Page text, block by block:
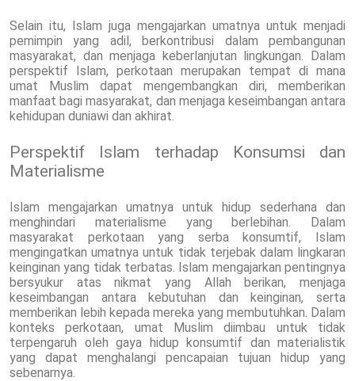
Selain itu, Islam juga mengajarkan umatnya untuk menjadi
pemimpin yang adil, berkontribusi dalam pembangunan
masyarakat, dan menjaga keberlanjutan lingkungan. Dalam
perspektif Islam, perkotaan merupakan tempat di mana
umat Muslim dapat mengembangkan diri, memberikan
manfaat bagi masyarakat, dan menjaga keseimbangan antara
kehidupan duniawi dan akhirat.
Perspektif Islam terhadap Konsumsi dan
Materialisme
Islam mengajarkan umatnya untuk hidup sederhana dan
menghindari materialisme yang berlebihan. Dalam
masyarakat perkotaan yang serba konsumtif, Islam
mengingatkan umatnya untuk tidak terjebak dalam lingkaran
keinginan yang tidak terbatas. Islam mengajarkan pentingnya
bersyukur atas nikmat yang Allah berikan, menjaga
keseimbangan antara kebutuhan dan keinginan, serta
memberikan lebih kepada mereka yang membutuhkan. Dalam
konteks perkotaan, umat Muslim diimbau untuk tidak
terpengaruh oleh gaya hidup konsumtif dan materialistik
yang dapat menghalangi pencapaian tujuan hidup yang
sebenarnya.